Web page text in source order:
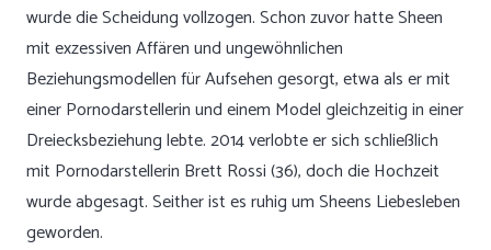
wurde die Scheidung vollzogen. Schon zuvor hatte Sheen
mit exzessiven Affären und ungewöhnlichen
Beziehungsmodellen für Aufsehen gesorgt, etwa als er mit
einer Pornodarstellerin und einem Model gleichzeitig in einer
Dreiecksbeziehung lebte. 2014 verlobte er sich schließlich
mit Pornodarstellerin Brett Rossi (36), doch die Hochzeit
wurde abgesagt. Seither ist es ruhig um Sheens Liebesleben
geworden.